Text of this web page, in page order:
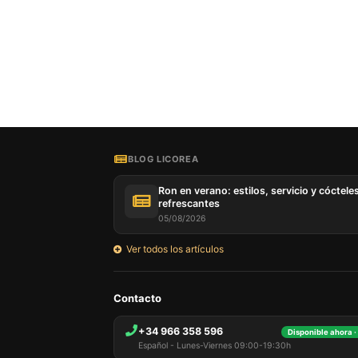
BLOG LICOREA
Ron en verano: estilos, servicio y
refrescantes
05/08/2026
Ver todos los artículos
Contacto
+34 966 358 596 Disponible ahora
Español - Lunes-Viernes 09:00-19:30h
carrito